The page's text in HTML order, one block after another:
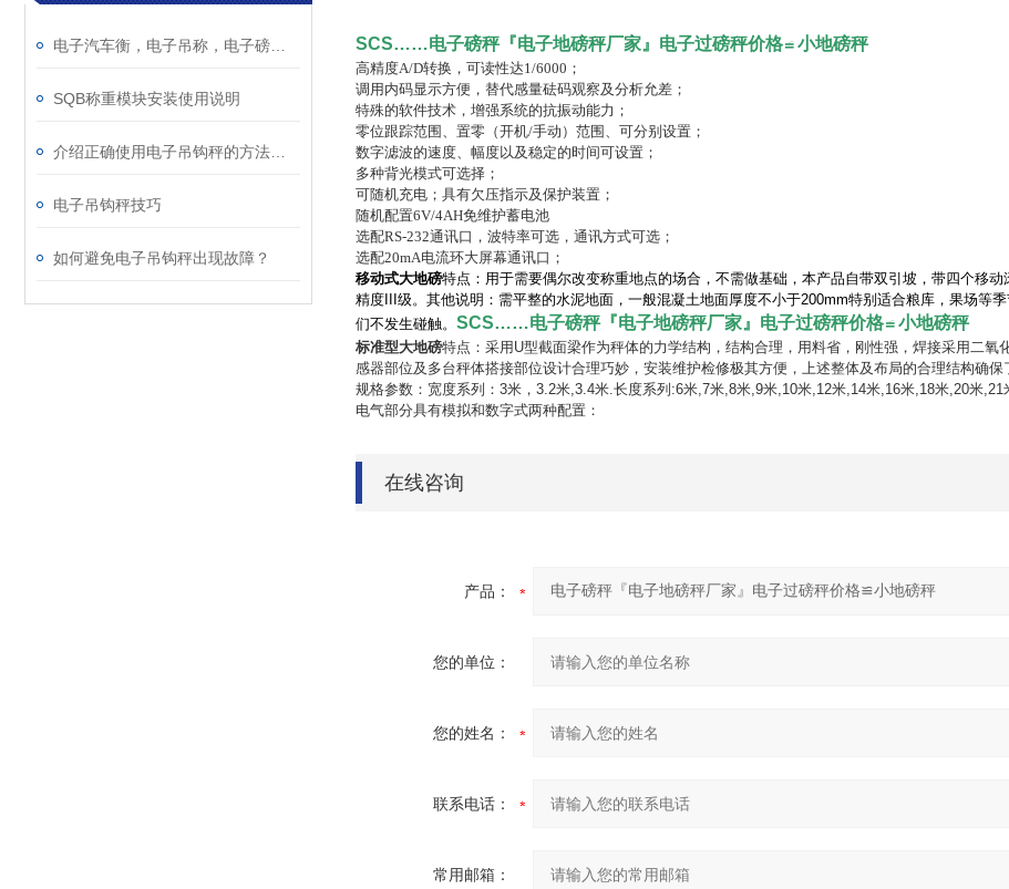
SQB称重模块安装使用说明
电子吊钩秤技巧
如何避免电子吊钩秤出现故障？
SCS……电子磅秤『电子地磅秤厂家』电子过磅秤价格≌小地磅秤
高精度A/D转换，可读性达1/6000 ；
调用内码显示方便，替代感量砝码观察及分析允差；
特殊的软件技术，增强系统的抗振动能力；
零位跟踪范围、置零（开机/手动）范围、可分别设置；
数字滤波的速度、幅度以及稳定的时间可设置；
多种背光模式可选择；
可随机充电；具有欠压指示及保护装置；
随机配置6V/4AH免维护蓄电池
选配RS-232通讯口，波特率可选，通讯方式可选；
选配20mA电流环大屏幕通讯口；
移动式大地磅特点：用于需要偶尔改变称重地点的场合，不需做基础，本产品自带双引坡，带四个移
精度III级。其他说明：需平整的水泥地面，一般混凝土地面厚度不小于200mm特别适合粮库，果场等
们不发生碰触。 SCS……电子磅秤『电子地磅秤厂家』电子过磅秤价格≌小地磅秤
标准型大地磅特点：采用U型截面梁作为秤体的力学结构，结构合理，用料省，刚性强，焊接采用二
感器部位及多台秤体搭接部位设计合理巧妙，安装维护检修极其方便，上述整体及布局的合理结构确保
规格参数：宽度系列：3米，3.2米,3.4米.长度系列:6米,7米,8米,9米,10米,12米,14米,16米,18米,20米
电气部分具有模拟和数字式两种配置：
在线咨询
产品：
您的单位：
您的姓名：
联系电话：
常用邮箱：